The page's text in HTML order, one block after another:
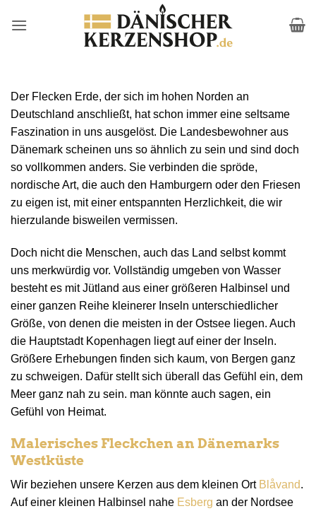
Inhalt
Der Flecken Erde, der sich im hohen Norden an
Deutschland anschließt, hat schon immer eine seltsame
Faszination in uns ausgelöst. Die Landesbewohner aus
Dänemark scheinen uns so ähnlich zu sein und sind doch
so vollkommen anders. Sie verbinden die spröde,
nordische Art, die auch den Hamburgern oder den Friesen
zu eigen ist, mit einer entspannten Herzlichkeit, die wir
hierzulande bisweilen vermissen.
Doch nicht die Menschen, auch das Land selbst kommt
uns merkwürdig vor. Vollständig umgeben von Wasser
besteht es mit Jütland aus einer größeren Halbinsel und
einer ganzen Reihe kleinerer Inseln unterschiedlicher
Größe, von denen die meisten in der Ostsee liegen. Auch
die Hauptstadt Kopenhagen liegt auf einer der Inseln.
Größere Erhebungen finden sich kaum, von Bergen ganz
zu schweigen. Dafür stellt sich überall das Gefühl ein, dem
Meer ganz nah zu sein. man könnte auch sagen, ein
Gefühl von Heimat.
Malerisches Fleckchen an Dänemarks
Westküste
Wir beziehen unsere Kerzen aus dem kleinen Ort Blåvand.
Auf einer kleinen Halbinsel nahe Esberg an der Nordsee